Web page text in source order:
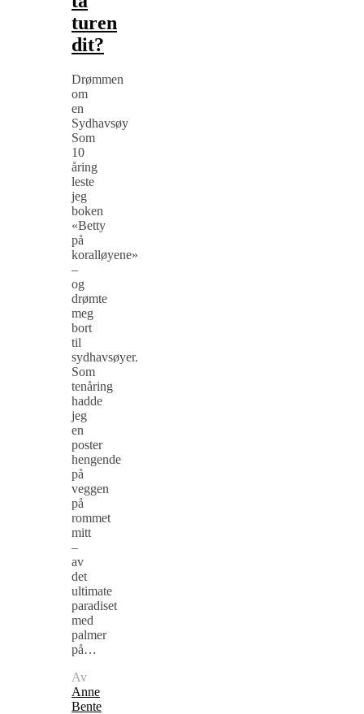
turen
dit?
Drømmen
om
en
Sydhavsøy
Som
10
åring
leste
jeg
boken
«Betty
på
koralløyene»
–
og
drømte
meg
bort
til
sydhavsøyer.
Som
tenåring
hadde
jeg
en
poster
hengende
på
veggen
på
rommet
mitt
–
av
det
ultimate
paradiset
med
palmer
på…
Av
Anne
Bente